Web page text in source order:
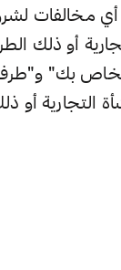
مخالفات
أو ذلك
بك"
التجارية أو